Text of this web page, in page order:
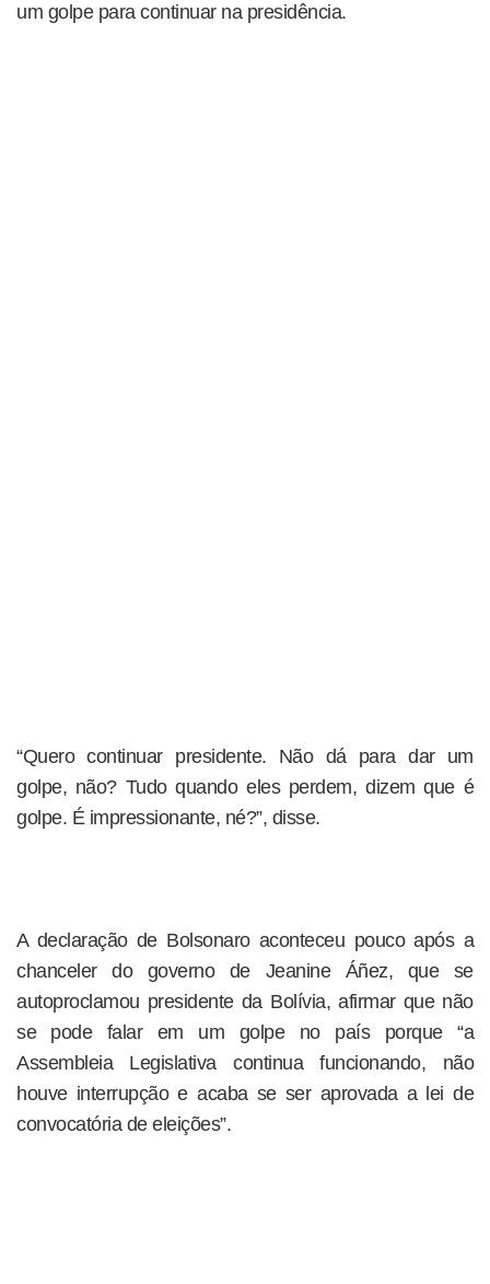
um golpe para continuar na presidência.
“Quero continuar presidente. Não dá para dar um
golpe, não? Tudo quando eles perdem, dizem que é
golpe. É impressionante, né?”, disse.
A declaração de Bolsonaro aconteceu pouco após a
chanceler do governo de Jeanine Áñez, que se
autoproclamou presidente da Bolívia, afirmar que não
se pode falar em um golpe no país porque “a
Assembleia Legislativa continua funcionando, não
houve interrupção e acaba se ser aprovada a lei de
convocatória de eleições”.